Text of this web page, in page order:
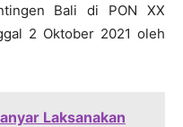
Bali di PON XX
2 Oktober 2021 oleh
Laksanakan